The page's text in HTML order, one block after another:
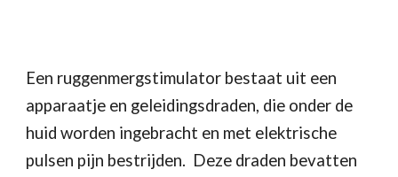
Een ruggenmergstimulator bestaat uit een
apparaatje en geleidingsdraden, die onder de
huid worden ingebracht en met elektrische
pulsen pijn bestrijden.  Deze draden bevatten